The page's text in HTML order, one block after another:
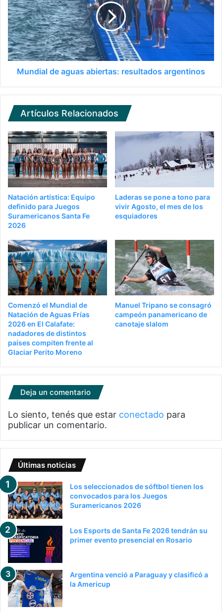
Mundial de aguas abiertas: resultados argentinos
Artículos Relacionados
Natación artística: Equipo
definido para Juegos
Suramericanos Santa Fe
2026
Laderas se pone a tono para
vivir Agosto, el mes de los
esquiadores
Comenzó el Mundial de
Natación de Aguas Frías
2026 en El Calafate:
nadadores de distintos
países compiten frente al
Glaciar Perito Moreno
Manuel Tripano se consagró
campeón panamericano de
canotaje slalom
Deja un comentario
Lo siento, tenés que estar conectado para
publicar un comentario.
Últimas noticias
Los seleccionados de sóftbol tienen los
convocados para los Juegos
Suramericanos 2026
Los Esports de Santa Fe 2026 tendrán su
primer evento presencial en Rosario
Argentina venció a Paraguay y clasificó a
la Americup